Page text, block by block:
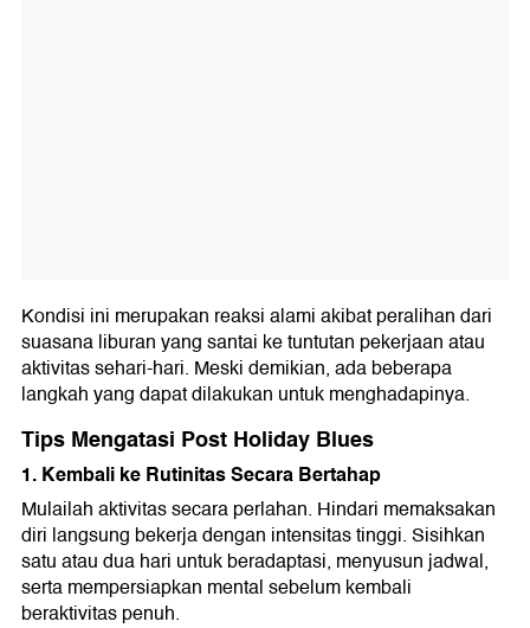
Kondisi ini merupakan reaksi alami akibat peralihan dari
suasana liburan yang santai ke tuntutan pekerjaan atau
aktivitas sehari-hari. Meski demikian, ada beberapa
langkah yang dapat dilakukan untuk menghadapinya.
Tips Mengatasi Post Holiday Blues
1. Kembali ke Rutinitas Secara Bertahap
Mulailah aktivitas secara perlahan. Hindari memaksakan
diri langsung bekerja dengan intensitas tinggi. Sisihkan
satu atau dua hari untuk beradaptasi, menyusun jadwal,
serta mempersiapkan mental sebelum kembali
beraktivitas penuh.